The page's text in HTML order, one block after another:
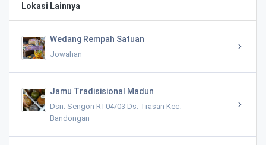
Lokasi Lainnya
Wedang Rempah Satuan
Jowahan
Jamu Tradisisional Madun
Dsn. Sengon RT04/03 Ds. Trasan Kec.
Bandongan